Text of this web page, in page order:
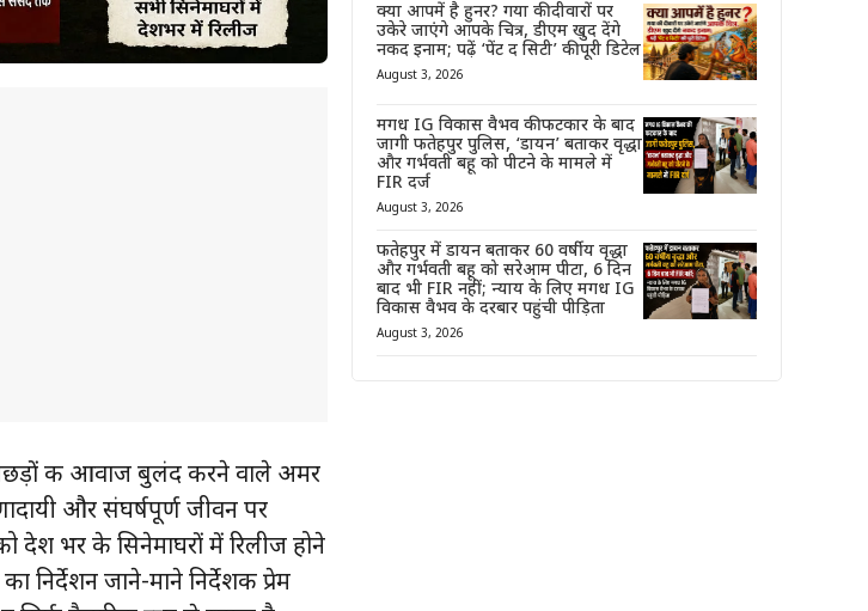
की आवाज बुलंद करने वाले अमर
और संघर्षपूर्ण जीवन पर
देश भर के सिनेमाघरों में रिलीज होने
जाने-माने निर्देशक प्रेम
क्या आपमें है हुनर? गया की दीवारों पर
उकेरे जाएंगे आपके चित्र, डीएम खुद देंगे
नकद इनाम; पढ़ें ‘पेंट द सिटी’ की पूरी डिटेल
August 3, 2026
मगध IG विकास वैभव की फटकार के बाद
जागी फतेहपुर पुलिस, ‘डायन’ बताकर वृद्धा
और गर्भवती बहू को पीटने के मामले में
FIR दर्ज
August 3, 2026
फतेहपुर में डायन बताकर 60 वर्षीय वृद्धा
और गर्भवती बहू को सरेआम पीटा, 6 दिन
बाद भी FIR नहीं; न्याय के लिए मगध IG
विकास वैभव के दरबार पहुंची पीड़िता
August 3, 2026